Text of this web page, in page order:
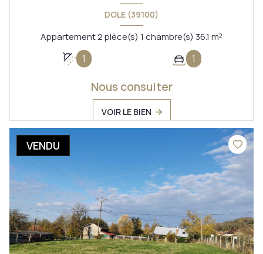
DOLE (39100)
Appartement 2 pièce(s) 1 chambre(s) 36.1 m²
1 1
Nous consulter
VOIR LE BIEN
VENDU